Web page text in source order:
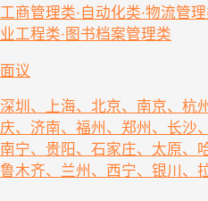
工商管理类·自动化类·物流管
业工程类·图书档案管理类
面议
深圳、上海、北京、南京、杭
庆、济南、福州、郑州、长沙
南宁、贵阳、石家庄、太原、
鲁木齐、兰州、西宁、银川、